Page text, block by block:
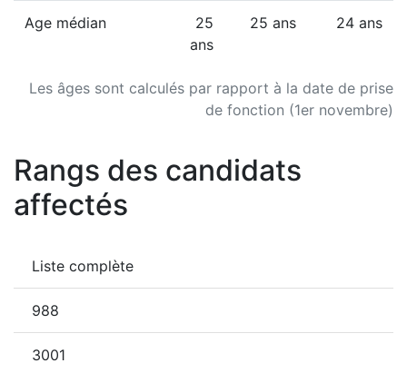
Les âges sont calculés par rapport à la date de prise
de fonction (1er novembre)
Age médian
25
ans
25 ans 24 ans
Rangs des candidats
affectés
Liste complète
988
3001